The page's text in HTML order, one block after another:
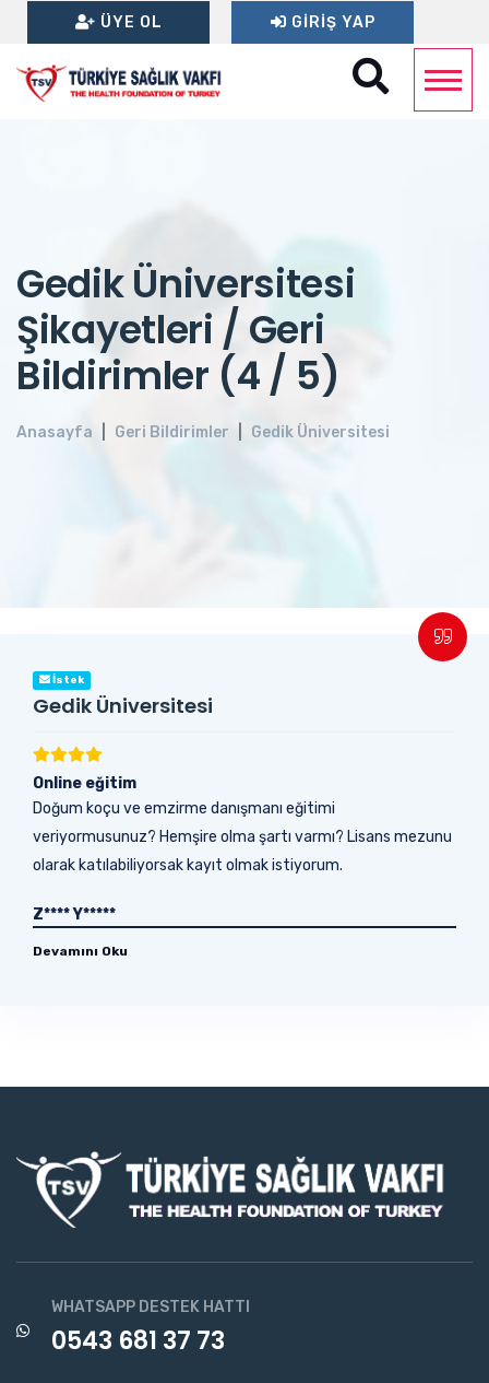
ÜYE OL GIRIŞ YAP
Gedik Üniversitesi
Şikayetleri / Geri
Bildirimler (4 / 5)
Anasayfa Geri Bildirimler Gedik Üniversitesi
İstek
Gedik Üniversitesi
Online eğitim
Doğum koçu ve emzirme danışmanı eğitimi
veriyormusunuz? Hemşire olma şartı varmı? Lisans mezunu
olarak katılabiliyorsak kayıt olmak istiyorum.
Z**** Y*****
Devamını Oku
WHATSAPP DESTEK HATTI
0543 681 37 73